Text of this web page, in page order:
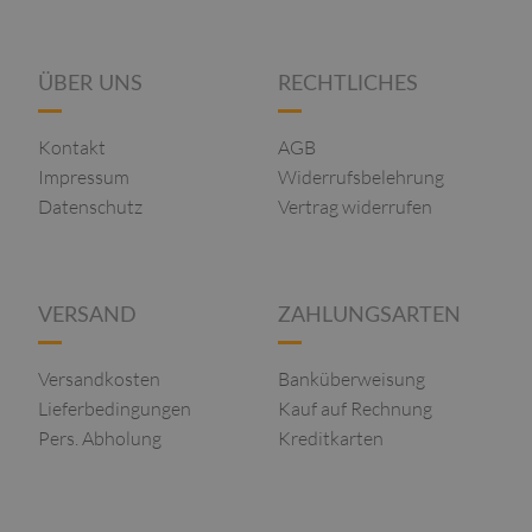
ÜBER UNS
Kontakt
Impressum
Datenschutz
RECHTLICHES
AGB
Widerrufsbelehrung
Vertrag widerrufen
VERSAND
Versandkosten
Lieferbedingungen
Pers. Abholung
ZAHLUNGSARTEN
Banküberweisung
Kauf auf Rechnung
Kreditkarten